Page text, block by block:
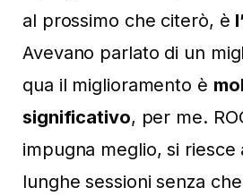
al prossimo che citerò, è
Avevano parlato di un
qua il miglioramento è
significativo, per me.
impugna meglio, si
lunghe sessioni senza